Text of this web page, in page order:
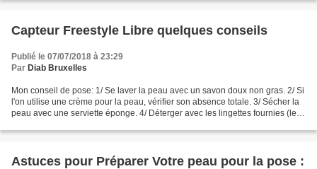
Capteur Freestyle Libre quelques conseils
Publié le 07/07/2018 à 23:29
Par Diab Bruxelles
Mon conseil de pose: 1/ Se laver la peau avec un savon doux non gras. 2/ Si
l'on utilise une crème pour la peau, vérifier son absence totale. 3/ Sécher la
peau avec une serviette éponge. 4/ Déterger avec les lingettes fournies (les
Astuces pour Préparer Votre peau pour la pose :